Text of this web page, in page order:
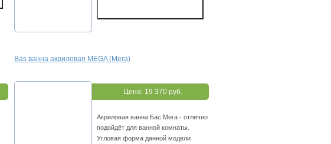
Bas ванна акриловая MEGA (Мега)
Цена: 19 370 руб.
Акриловая ванна Бас Мега - отлично
подойдёт для ванной комнаты.
Угловая форма данной модели